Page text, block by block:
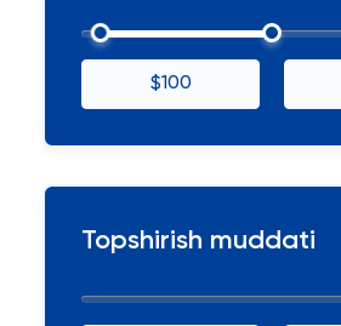
$100
Topshirish muddati